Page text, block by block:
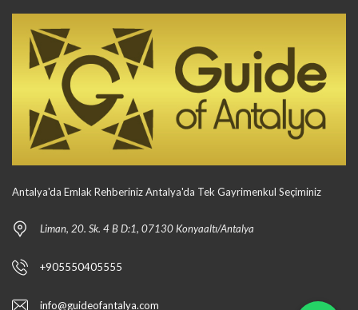
Antalya'da Emlak Rehberiniz Antalya'da Tek Gayrimenkul Seçiminiz
Liman, 20. Sk. 4 B D:1, 07130 Konyaaltı/Antalya
+905550405555
info@guideofantalya.com